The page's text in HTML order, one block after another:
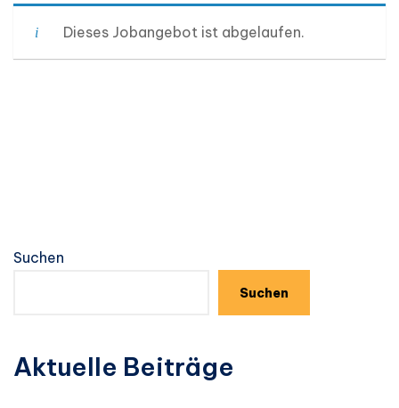
Dieses Jobangebot ist abgelaufen.
Suchen
Suchen
Aktuelle Beiträge